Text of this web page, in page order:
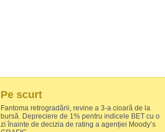
Pe scurt
Fantoma retrogradării, revine a 3-a cioară de la
bursă. Depreciere de 1% pentru indicele BET cu o
zi înainte de decizia de rating a agenției Moody’s